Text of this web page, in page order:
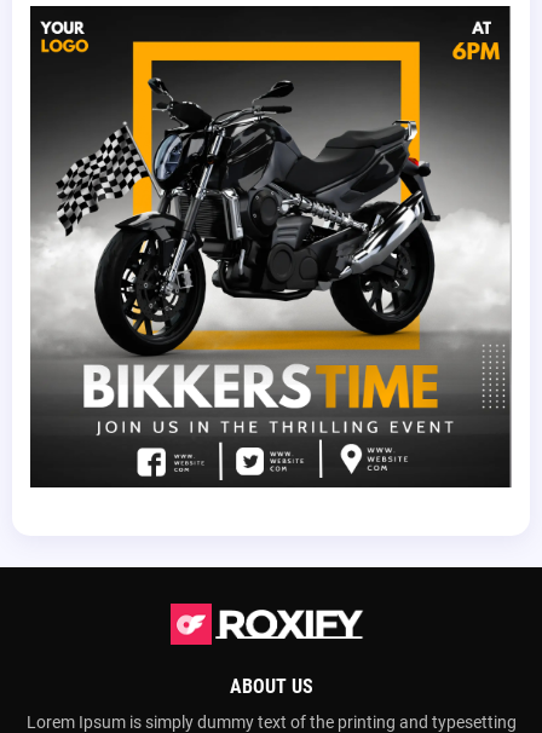
ABOUT US
Lorem Ipsum is simply dummy text of the printing and typesetting